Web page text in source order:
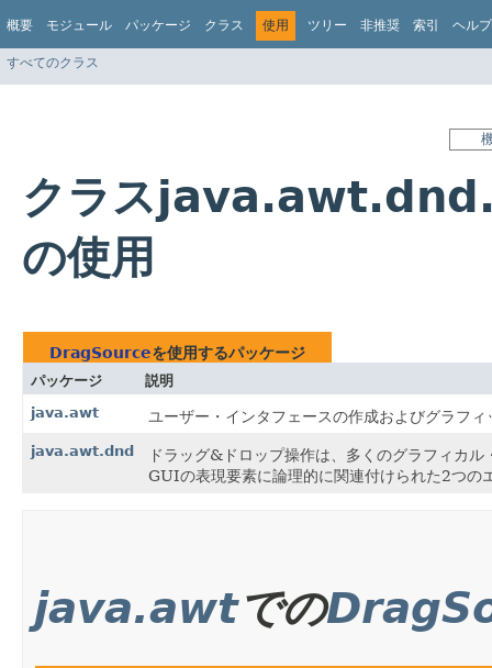
概要 モジュール パッケージ クラス 使用 ツリー 非推奨 索引 ヘルプ
すべてのクラス
クラス
の使用
DragSourceを使用するパッケージ
パッケージ
説明
java.awt
ユーザー・インタフェースの作成およびグラフ
java.awt.dnd
ドラッグ&ドロップ操作は、多くのグラフィカ
GUIの表現要素に論理的に関連付けられた2つの
java.awtでの